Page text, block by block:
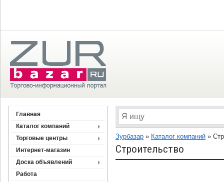
Главная
Каталог компаний
Торговые центры
Интернет-магазин
Доска объявлений
Работа
Зурбазар » Каталог компаний »
Строительство